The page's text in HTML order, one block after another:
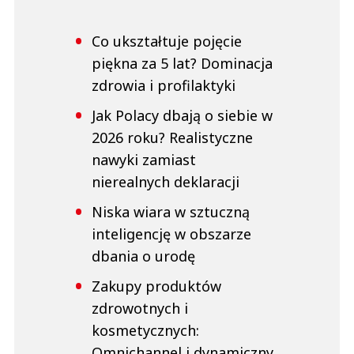
musimy być naprawdę bardzo zamożnym krajem skoro chcemy wyrzucić do
śmieci zakupione i zapłacone już towary warte pewnie kilkaset milionów
pln... brawo my!
h2o
Odpowiedz
0
0
JDE
04.03.2022 / 12:11
Sieć Prim Market też wycofuje produkty ze swoich sklepów.
JDE
Odpowiedz
Co ukształtuje pojęcie
piękna za 5 lat? Dominacja
zdrowia i profilaktyki
Jak Polacy dbają o siebie w
2026 roku? Realistyczne
nawyki zamiast
nierealnych deklaracji
Niska wiara w sztuczną
inteligencję w obszarze
dbania o urodę
Zakupy produktów
zdrowotnych i
kosmetycznych: